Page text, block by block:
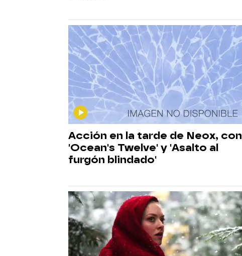
Acción en la tarde de Neox, con
'Ocean's Twelve' y 'Asalto al
furgón blindado'